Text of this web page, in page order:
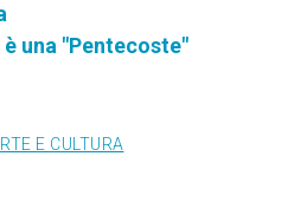
una "Pentecoste"
E CULTURA